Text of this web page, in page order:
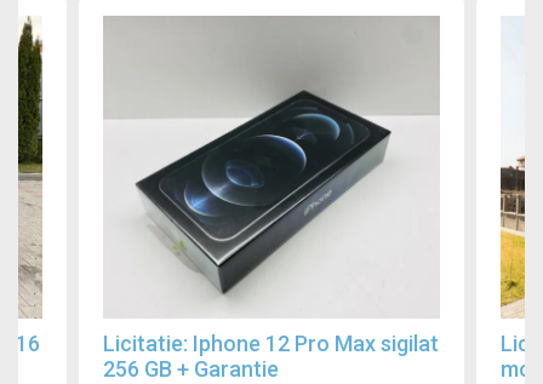
Licitatie: Iphone 12 Pro Max sigilat
256 GB + Garantie